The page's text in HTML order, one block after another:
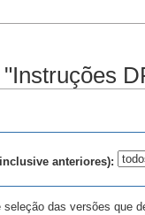
anteriores):
das versões que